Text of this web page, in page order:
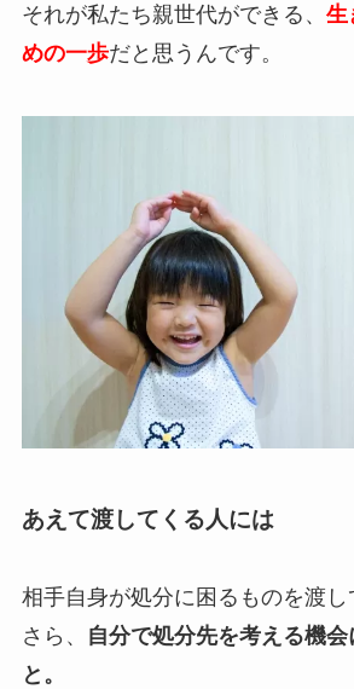
それが私たち親世代ができる、 生
めの一歩だと思うんです。
あえて渡してくる人には
相手自身が処分に困るものを渡
さら、
自分で処分先を考える機
と。